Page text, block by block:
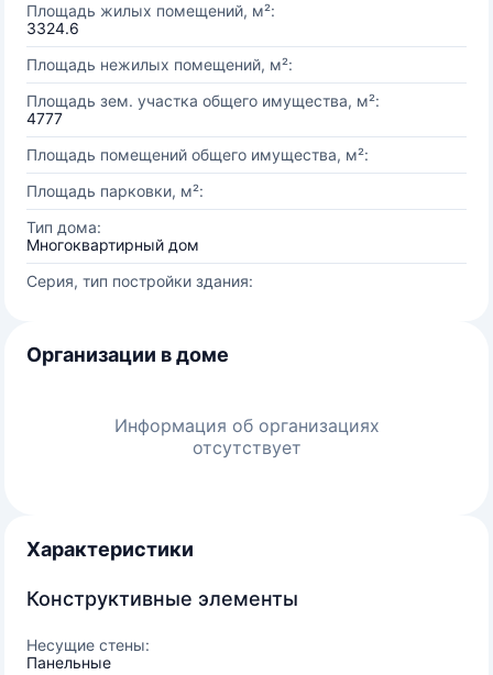
Площадь жилых помещений, м²:
3324.6
Площадь нежилых помещений, м²:
Площадь зем. участка общего имущества, м²:
4777
Площадь помещений общего имущества, м²:
Площадь парковки, м²:
Тип дома:
Многоквартирный дом
Серия, тип постройки здания:
Организации в доме
Информация об организациях
отсутствует
Характеристики
Конструктивные элементы
Несущие стены:
Панельные